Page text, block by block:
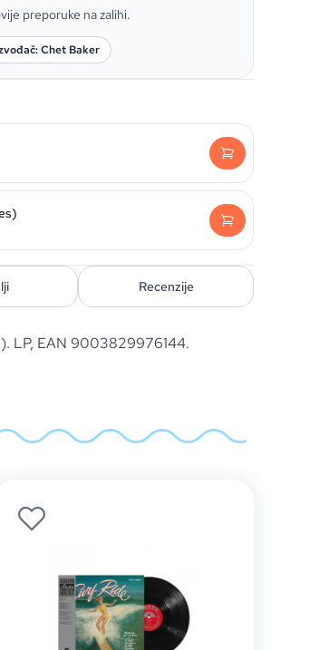
preporuke na zalihi.
Chet Baker
Recenzije
LP, EAN 9003829976144.